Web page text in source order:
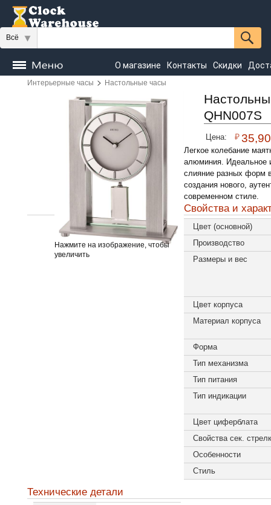
Всё
О магазине Контакты Скидки
Часы
Настенные
Seiko
Интерьерные часы > Настольные часы
Нажмите на изображение, чтобы
увеличить
QHN007S
Цена: ₽
Легкое колебание
алюминия. Идеальное
слияние разных форм
создания нового,
современном стиле.
Свойства и
Цвет (основной)
Производство
Размеры и вес
Цвет корпуса
Материал корпуса
Форма
Тип механизма
Тип питания
Тип индикации
Цвет циферблата
Свойства сек.
Особенности
Стиль
Технические детали